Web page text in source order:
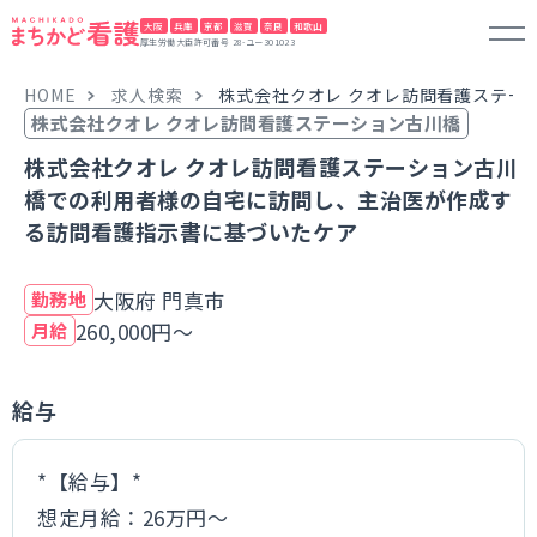
大阪 兵庫 京都 滋賀 奈良 和歌山
厚生労働大臣許可番号 28-ユー301023
HOME 求人検索 株式会社クオレ クオレ訪問看護ステ
株式会社クオレ クオレ訪問看護ステーション古川橋
株式会社クオレ クオレ訪問看護ステーション古川
橋での利用者様の自宅に訪問し、主治医が作成す
る訪問看護指示書に基づいたケア
勤務地 大阪府 門真市
月給 260,000円～
給与
*【給与】*
想定月給：26万円～